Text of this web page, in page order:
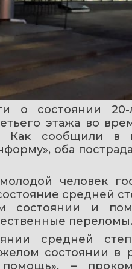
о состоянии
этажа во
сообщили в
оба
человек
средней
состоянии и
переломы.
средней
состоянии в
–